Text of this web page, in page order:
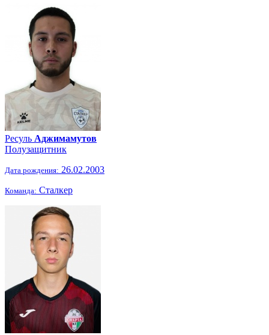
Ресуль Аджимамутов
Полузащитник
Дата рождения: 26.02.2003
Команда: Сталкер